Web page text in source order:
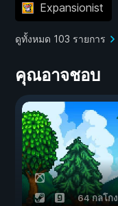
Expansionist
ดูทั้งหมด 103 รายการ
คุณอาจชอบ
64 กลโกง